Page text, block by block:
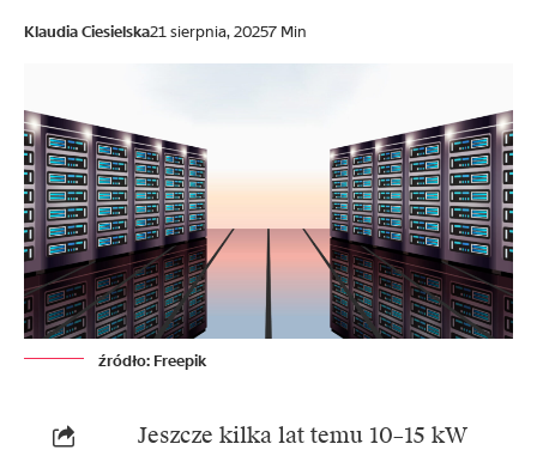
Klaudia Ciesielska21 sierpnia, 20257 Min
źródło: Freepik
Jeszcze kilka lat temu 10–15 kW